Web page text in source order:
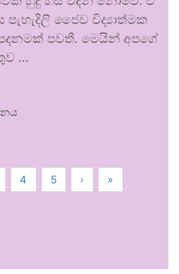
පැහැදිලි ජෛව විද්‍යාත්මක
පවතී. මෙයින් අපගේ
…
4 5 › »